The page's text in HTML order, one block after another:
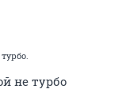
не турбо